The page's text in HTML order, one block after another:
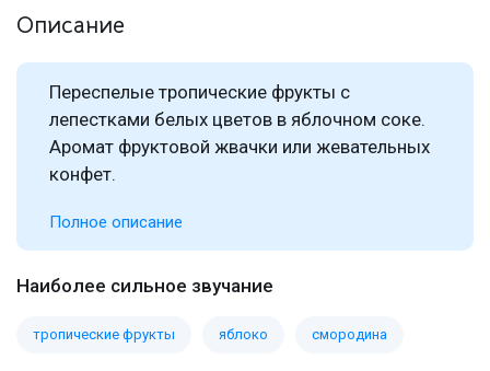
Описание
Переспелые тропические фрукты с
лепестками белых цветов в яблочном соке.
Аромат фруктовой жвачки или жевательных
конфет.
Полное описание
Наиболее сильное звучание
тропические фрукты яблоко смородина